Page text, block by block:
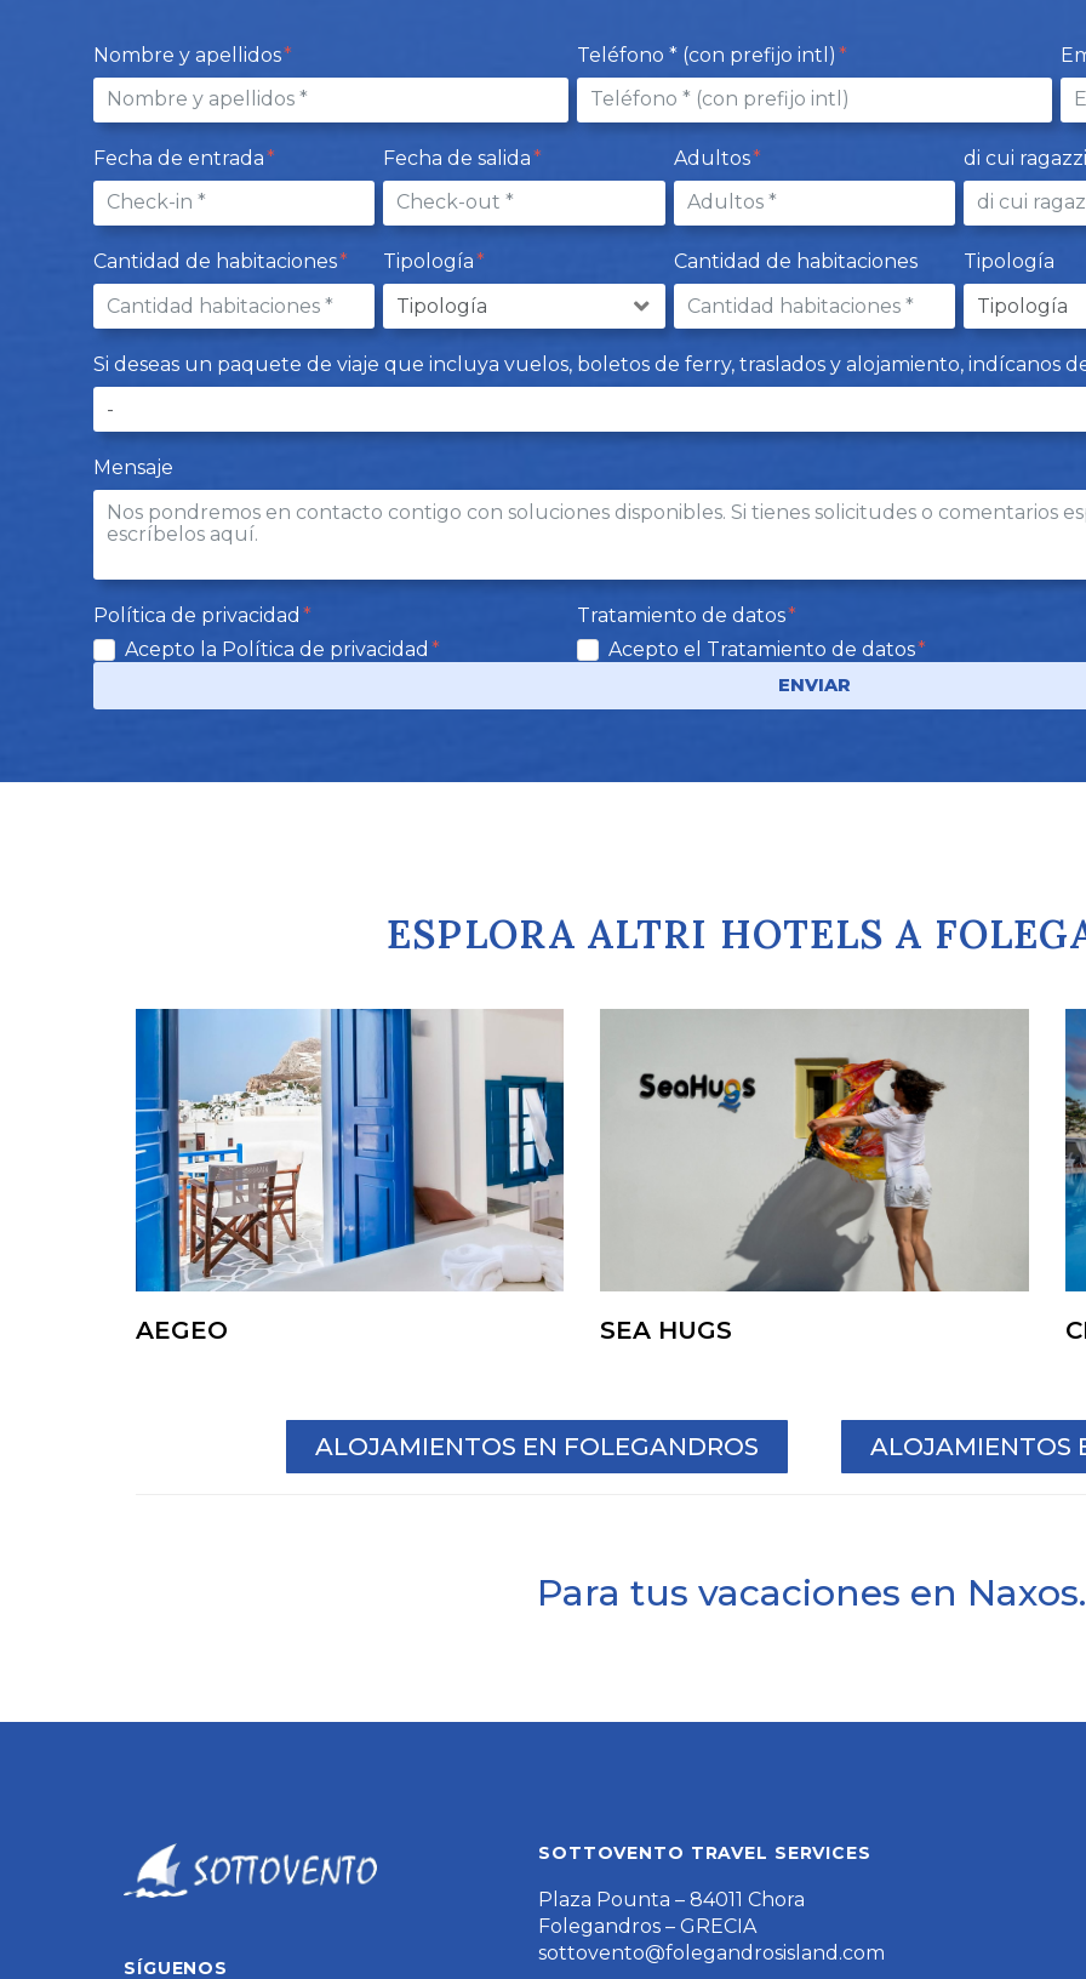
Nombre y apellidos Teléfono * (con prefijo intl)
Fecha de entrada Fecha de salida Adultos di cui
Cantidad de habitaciones Tipología Cantidad de habitaciones Tipología
Si deseas un paquete de viaje que incluya vuelos, boletos de ferry, traslados y alojamiento, indícanos
Mensaje
Política de privacidad
Acepto la Política de privacidad
Tratamiento de datos
Acepto el Tratamiento de datos
ENVIAR
ESPLORA ALTRI HOTELS A
AEGEO SEA HUGS
ALOJAMIENTOS EN FOLEGANDROS ALOJAMIENTOS
Para tus vacaciones en
SÍGUENOS
SOTTOVENTO TRAVEL SERVICES
Plaza Pounta – 84011 Chora
Folegandros – GRECIA
sottovento@folegandrosisland.com